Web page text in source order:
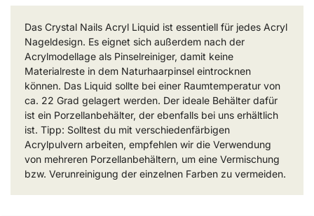
Das Crystal Nails Acryl Liquid ist essentiell für jedes Acryl
Nageldesign. Es eignet sich außerdem nach der
Acrylmodellage als Pinselreiniger, damit keine
Materialreste in dem Naturhaarpinsel eintrocknen
können. Das Liquid sollte bei einer Raumtemperatur von
ca. 22 Grad gelagert werden. Der ideale Behälter dafür
ist ein Porzellanbehälter, der ebenfalls bei uns erhältlich
ist. Tipp: Solltest du mit verschiedenfärbigen
Acrylpulvern arbeiten, empfehlen wir die Verwendung
von mehreren Porzellanbehältern, um eine Vermischung
bzw. Verunreinigung der einzelnen Farben zu vermeiden.